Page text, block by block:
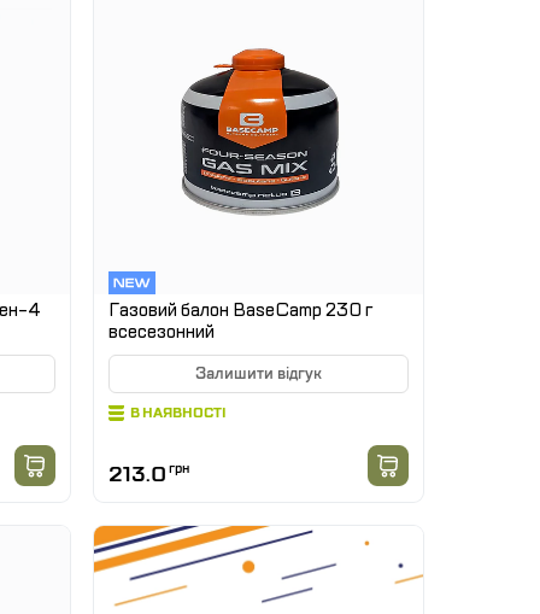
4
Газовий балон BaseCamp 230 г
всесезонний
Залишити відгук
В НАЯВНОСТІ
213.0 грн